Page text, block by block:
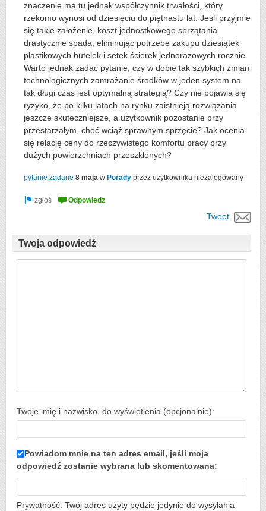
znaczenie ma tu jednak współczynnik trwałości, który
rzekomo wynosi od dziesięciu do piętnastu lat. Jeśli przyjmie
się takie założenie, koszt jednostkowego sprzątania
drastycznie spada, eliminując potrzebę zakupu dziesiątek
plastikowych butelek i setek ścierek jednorazowych rocznie.
Warto jednak zadać pytanie, czy w dobie tak szybkich zmian
technologicznych zamrażanie środków w jeden system na
tak długi czas jest optymalną strategią? Czy nie pojawia się
ryzyko, że po kilku latach na rynku zaistnieją rozwiązania
jeszcze skuteczniejsze, a użytkownik pozostanie przy
przestarzałym, choć wciąż sprawnym sprzęcie? Jak ocenia
się relację ceny do rzeczywistego komfortu pracy przy
dużych powierzchniach przeszklonych?
pytanie zadane 8 maja w Porady przez użytkownika niezalogowany
Tweet
Twoja odpowiedź
Twoje imię i nazwisko, do wyświetlenia (opcjonalnie):
Powiadom mnie na ten adres email, jeśli moja
odpowiedź zostanie wybrana lub skomentowana:
Prywatność: Twój adres użyty będzie jedynie do wysyłania